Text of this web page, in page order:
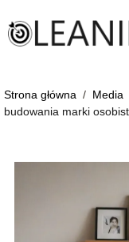
Strona główna / Media
budowania marki